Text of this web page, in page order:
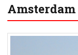
Amsterdam